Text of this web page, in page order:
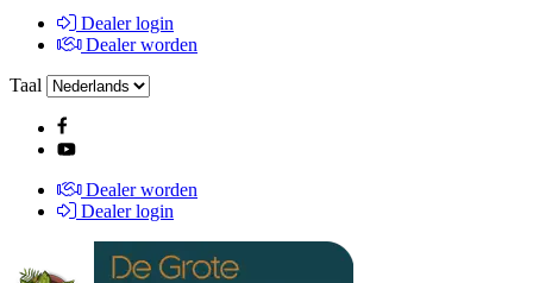
Dealer login
Dealer worden
Taal
Dealer worden
Dealer login